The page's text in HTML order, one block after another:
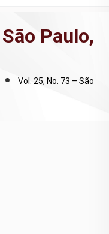
Paulo,
Vol. 25, No. 73 – São